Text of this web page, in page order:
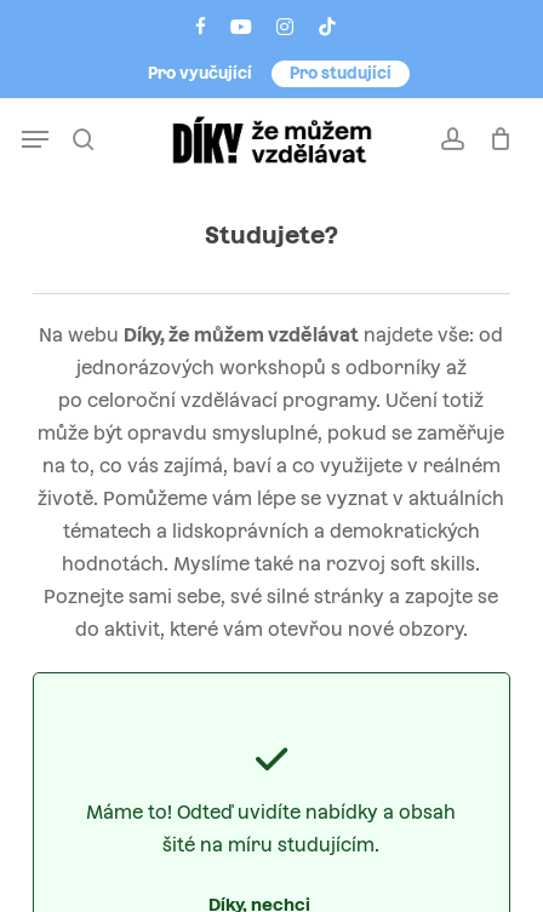
facebookyoutubeinstagram
tiktok
Pro vyučující Pro studující
account
Menu
Studujete?
Na webu Díky, že můžem vzdělávat najdete vše: od
jednorázových workshopů s odborníky až
po celoroční vzdělávací programy. Učení totiž
může být opravdu smysluplné, pokud se zaměřuje
na to, co vás zajímá, baví a co využijete v reálném
životě. Pomůžeme vám lépe se vyznat v aktuálních
tématech a lidskoprávních a demokratických
hodnotách. Myslíme také na rozvoj soft skills.
Poznejte sami sebe, své silné stránky a zapojte se
do aktivit, které vám otevřou nové obzory.
Máme to! Odteď uvidíte nabídky a obsah
šité na míru studujícím.
Díky, nechci